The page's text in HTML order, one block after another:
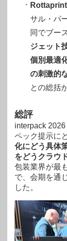
サル・パ
同でブー
ジェット
個別最適
の刺激的
との総括
総評
interpack 2026
ペック提示に
化にどう具体
をどうクラウ
包装業界が最
で、会期を通
した 。